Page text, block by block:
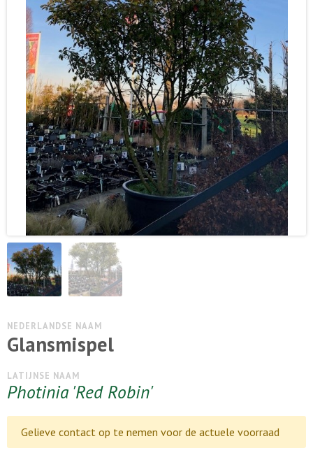
NEDERLANDSE NAAM
Glansmispel
LATIJNSE NAAM
Photinia 'Red Robin'
Gelieve contact op te nemen voor de actuele voorraad